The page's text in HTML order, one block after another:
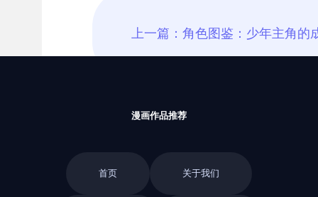
漫画作品推荐
首页 关于我们